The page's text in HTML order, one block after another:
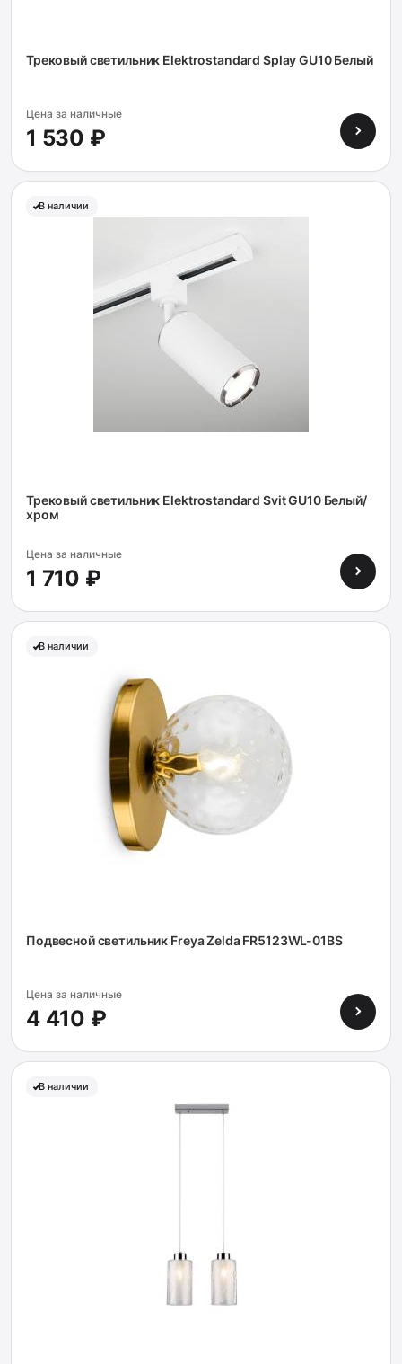
Трековый светильник Elektrostandard Splay GU10 Белый
Цена за наличные
1 530 ₽
В наличии
Трековый светильник Elektrostandard Svit GU10 Белый/
хром
Цена за наличные
1 710 ₽
В наличии
Подвесной светильник Freya Zelda FR5123WL-01BS
Цена за наличные
4 410 ₽
В наличии